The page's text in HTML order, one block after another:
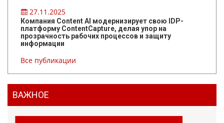
27.11.2025
Компания Content AI модернизирует свою IDP-
платформу ContentCapture, делая упор на
прозрачность рабочих процессов и защиту
информации
Все публикации
ВАЖНОЕ